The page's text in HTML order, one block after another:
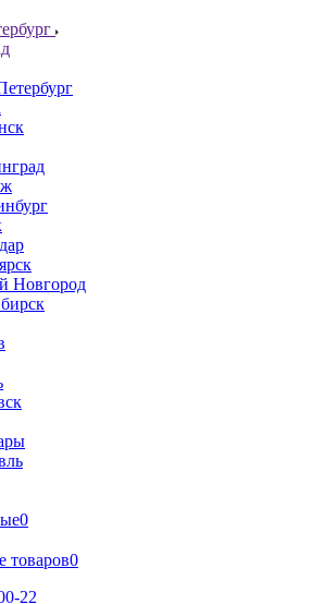
Новгород
0
товаров0
22